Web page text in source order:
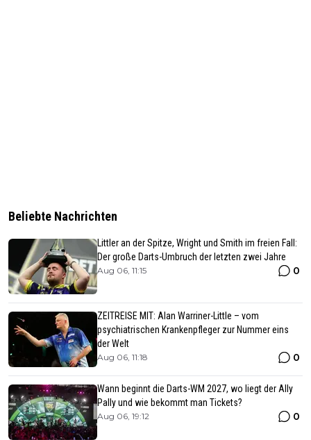
Beliebte Nachrichten
Littler an der Spitze, Wright und Smith im freien Fall:
Der große Darts-Umbruch der letzten zwei Jahre
Aug 06, 11:15 0
ZEITREISE MIT: Alan Warriner-Little – vom
psychiatrischen Krankenpfleger zur Nummer eins
der Welt
Aug 06, 11:18 0
Wann beginnt die Darts-WM 2027, wo liegt der Ally
Pally und wie bekommt man Tickets?
Aug 06, 19:12 0